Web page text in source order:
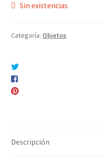
Sin existencias
Categoría: Objetos
Descripción